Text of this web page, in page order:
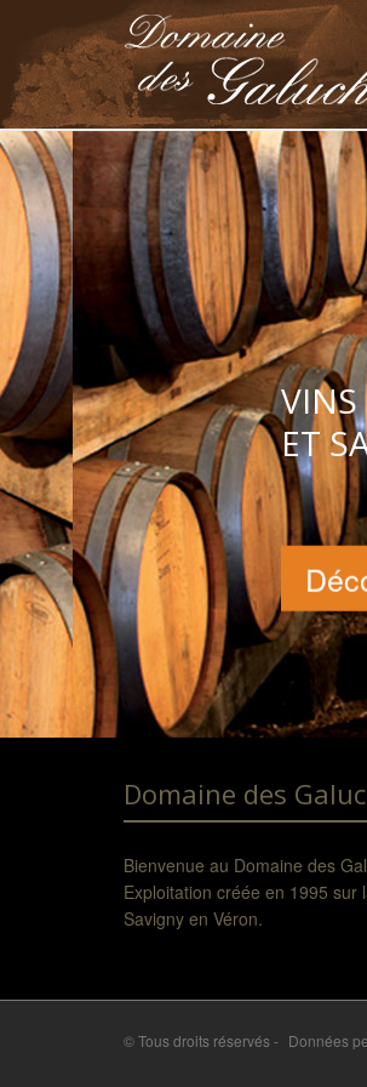
ET
Domaine des
Bienvenue au Domaine des
Exploitation créée en 1995 sur
Savigny en Véron.
© Tous droits réservés - Données